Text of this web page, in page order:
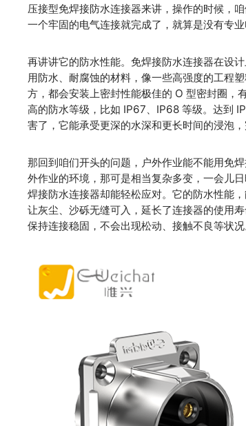
压接型免焊接防水连接器来讲，操作的时候，
一个牢固的电气连接就完成了，就算是没有专
再讲讲它的防水性能。免焊接防水连接器在设
用防水、耐腐蚀的材料，像一些高强度的工程
方，都会安装上密封性能极佳的 O 型密封圈，
高的防水等级，比如 IP67、IP68 等级。达到
害了，它能承受更深的水深和更长时间的浸泡
那回到咱们开头的问题，户外作业能不能用免
外作业的环境，那可是相当复杂多变，一会儿
焊接防水连接器却能轻松应对。它的防水性能
让灰尘、沙砾无缝可入，延长了连接器的使用
保持连接稳固，不会出现松动、接触不良等状况